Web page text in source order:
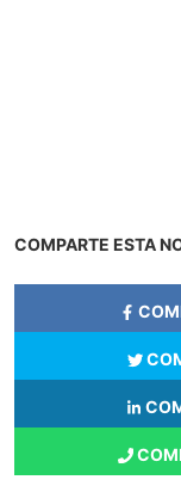
COMPARTE ESTA